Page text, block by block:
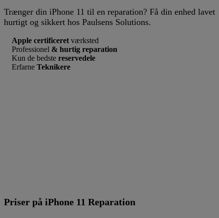
TV
&
Lyd
Hvem
er
Trænger din iPhone 11 til en reparation? Få din enhed lavet
hurtigt og sikkert hos Paulsens Solutions.
Apple certificeret værksted
Professionel & hurtig reparation
Kun de bedste reservedele
Erfarne Teknikere
Priser på iPhone 11 Reparation